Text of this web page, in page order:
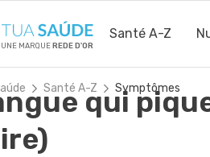
Santé A-Z
UNE MARQUEREDE D'OR
Santé A-Z Symptômes
qui